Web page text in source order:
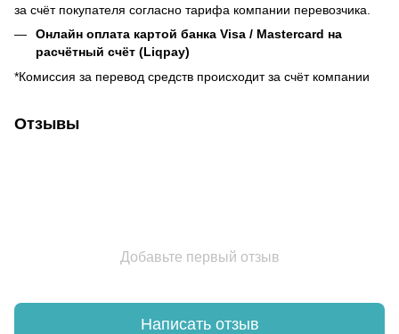
за счёт покупателя согласно тарифа компании перевозчика.
Онлайн оплата картой банка Visa / Mastercard на
расчётный счёт (Liqpay)
*Комиссия за перевод средств происходит за счёт компании
Отзывы
Добавьте первый отзыв
Написать отзыв